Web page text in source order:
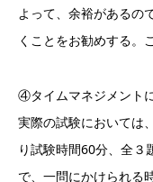
よって、余裕があるの
くことをお勧めする。
④タイムマネジメント
実際の試験においては
り試験時間60分、全
で、一問にかけられる